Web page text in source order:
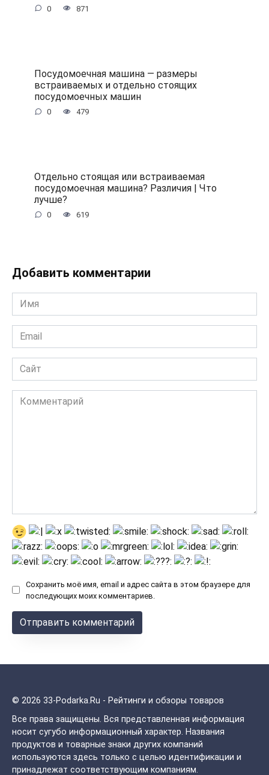
0 871
Посудомоечная машина — размеры
встраиваемых и отдельно стоящих
посудомоечных машин
0 479
Отдельно стоящая или встраиваемая
посудомоечная машина? Различия | Что
лучше?
0 619
Добавить комментарии
Имя
*
Email
*
Сайт
Комментарий
Сохранить моё имя, email и адрес сайта в этом браузере для
последующих моих комментариев.
© 2026 33-Podarka.Ru - Рейтинги и обзоры товаров
Все права защищены. Вся представленная информация
носит сугубо информационный характер. Названия
продуктов и товарные знаки других компаний
используются здесь только с целью идентификации и
принадлежат соответствующим компаниям.